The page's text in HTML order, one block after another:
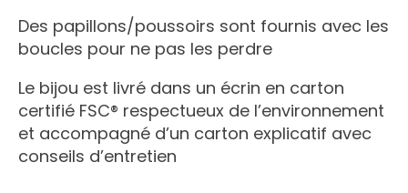
Des papillons/poussoirs sont fournis avec les
boucles pour ne pas les perdre
Le bijou est livré dans un écrin en carton
certifié FSC® respectueux de l’environnement
et accompagné d’un carton explicatif avec
conseils d’entretien